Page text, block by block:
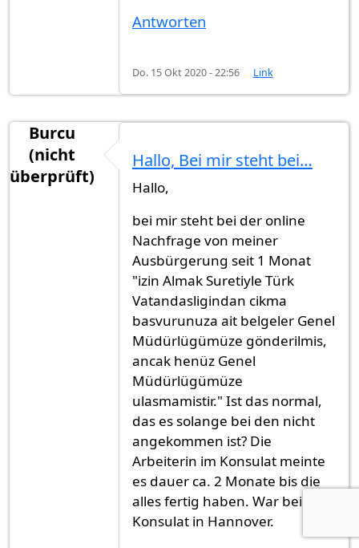
Antworten
Do. 15 Okt 2020 - 22:56 Link
Burcu
(nicht
überprüft)
Hallo, Bei mir steht bei…
Hallo,
bei mir steht bei der online
Nachfrage von meiner
Ausbürgerung seit 1 Monat
"izin Almak Suretiyle Türk
Vatandasligindan cikma
basvurunuza ait belgeler Genel
Müdürlügümüze gönderilmis,
ancak henüz Genel
Müdürlügümüze
ulasmamistir." Ist das normal,
das es solange bei den nicht
angekommen ist? Die
Arbeiterin im Konsulat meinte
es dauer ca. 2 Monate bis die
alles fertig haben. War beim
Konsulat in Hannover.